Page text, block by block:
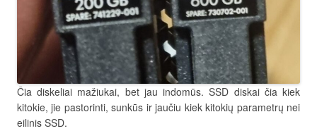
Čia diskeliai mažiukai, bet jau indomūs. SSD diskai čia kiek
kitokie, jie pastorinti, sunkūs ir jaučiu kiek kitokių parametrų nei
eilinis SSD.